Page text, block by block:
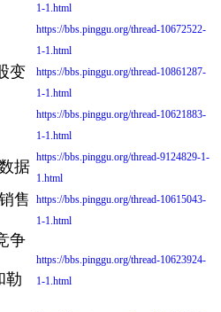
1-1.html
https://bbs.pinggu.org/thread-10672522-
1-1.html
变
https://bbs.pinggu.org/thread-10861287-
1-1.html
https://bbs.pinggu.org/thread-10621883-
1-1.html
据
https://bbs.pinggu.org/thread-9124829-1-
1.html
售
https://bbs.pinggu.org/thread-10615043-
1-1.html
争
https://bbs.pinggu.org/thread-10623924-
1-1.html
勒